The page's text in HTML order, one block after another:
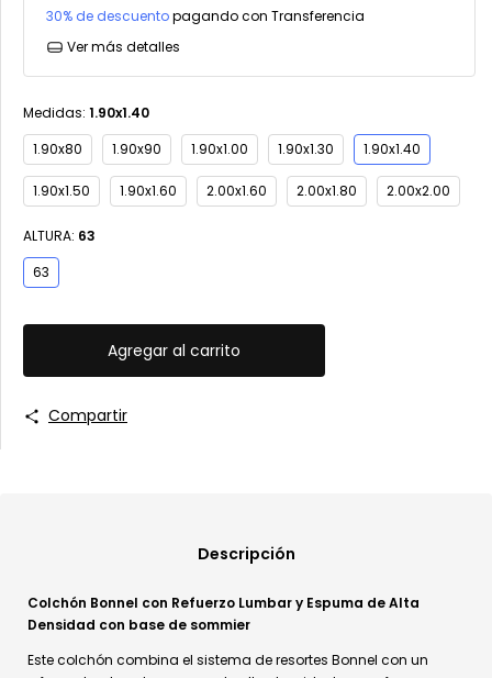
30% de descuentopagando con Transferencia
Ver más detalles
Medidas: 1.90x1.40
1.90x80
1.90x90 1.90x1.00 1.90x1.30 1.90x1.40
1.90x1.50 1.90x1.60 2.00x1.60 2.00x1.80 2.00x2.00
ALTURA: 63
63
Compartir
Descripción
Colchón Bonnel con Refuerzo Lumbar y Espuma de Alta
Densidad con base de sommier
Este colchón combina el sistema de resortes Bonnel con un